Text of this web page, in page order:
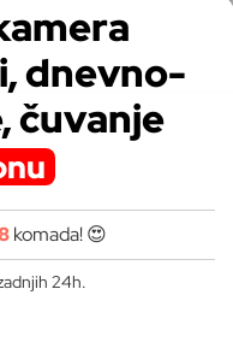
24h.
dnevno-
čuvanje
komada! 😍